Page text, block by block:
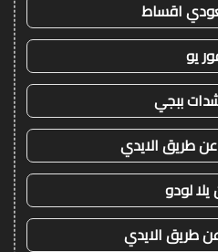
اقساط
يو
ببجي
طريق الايدي
لودو
طريق الايدي